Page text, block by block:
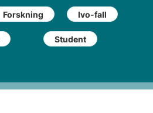
Forskning Ivo-fall
Student